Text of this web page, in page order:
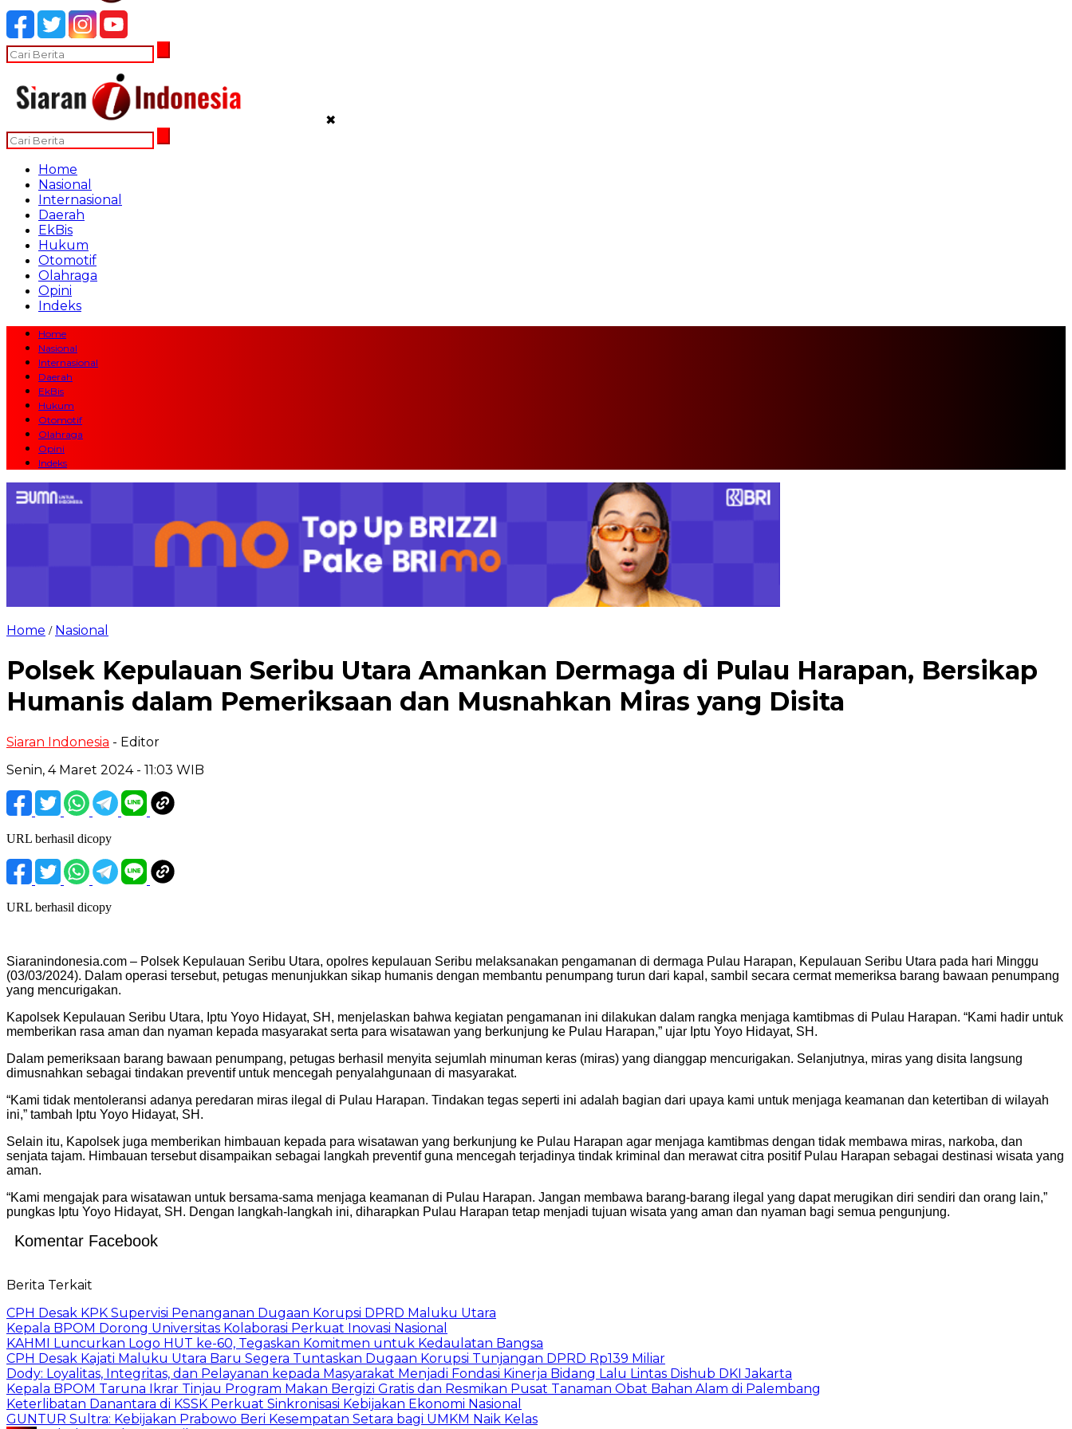
✖
Home
Nasional
Internasional
Daerah
EkBis
Hukum
Otomotif
Olahraga
Opini
Indeks
Home
Nasional
Internasional
Daerah
EkBis
Hukum
Otomotif
Olahraga
Opini
Indeks
Home / Nasional
Polsek Kepulauan Seribu Utara Amankan Dermaga di Pulau Harapan, Bersikap
Humanis dalam Pemeriksaan dan Musnahkan Miras yang Disita
Siaran Indonesia - Editor
Senin, 4 Maret 2024 - 11:03 WIB
URL berhasil dicopy
URL berhasil dicopy
Siaranindonesia.com – Polsek Kepulauan Seribu Utara, opolres kepulauan Seribu melaksanakan pengamanan di dermaga Pulau Harapan, Kepulauan Seribu Utara pada hari Minggu
(03/03/2024). Dalam operasi tersebut, petugas menunjukkan sikap humanis dengan membantu penumpang turun dari kapal, sambil secara cermat memeriksa barang bawaan penumpang
yang mencurigakan.
Kapolsek Kepulauan Seribu Utara, Iptu Yoyo Hidayat, SH, menjelaskan bahwa kegiatan pengamanan ini dilakukan dalam rangka menjaga kamtibmas di Pulau Harapan. “Kami hadir untuk
memberikan rasa aman dan nyaman kepada masyarakat serta para wisatawan yang berkunjung ke Pulau Harapan,” ujar Iptu Yoyo Hidayat, SH.
Dalam pemeriksaan barang bawaan penumpang, petugas berhasil menyita sejumlah minuman keras (miras) yang dianggap mencurigakan. Selanjutnya, miras yang disita langsung
dimusnahkan sebagai tindakan preventif untuk mencegah penyalahgunaan di masyarakat.
“Kami tidak mentoleransi adanya peredaran miras ilegal di Pulau Harapan. Tindakan tegas seperti ini adalah bagian dari upaya kami untuk menjaga keamanan dan ketertiban di wilayah
ini,” tambah Iptu Yoyo Hidayat, SH.
Selain itu, Kapolsek juga memberikan himbauan kepada para wisatawan yang berkunjung ke Pulau Harapan agar menjaga kamtibmas dengan tidak membawa miras, narkoba, dan
senjata tajam. Himbauan tersebut disampaikan sebagai langkah preventif guna mencegah terjadinya tindak kriminal dan merawat citra positif Pulau Harapan sebagai destinasi wisata yang
aman.
“Kami mengajak para wisatawan untuk bersama-sama menjaga keamanan di Pulau Harapan. Jangan membawa barang-barang ilegal yang dapat merugikan diri sendiri dan orang lain,”
pungkas Iptu Yoyo Hidayat, SH. Dengan langkah-langkah ini, diharapkan Pulau Harapan tetap menjadi tujuan wisata yang aman dan nyaman bagi semua pengunjung.
Komentar Facebook
Berita Terkait
CPH Desak KPK Supervisi Penanganan Dugaan Korupsi DPRD Maluku Utara
Kepala BPOM Dorong Universitas Kolaborasi Perkuat Inovasi Nasional
KAHMI Luncurkan Logo HUT ke-60, Tegaskan Komitmen untuk Kedaulatan Bangsa
CPH Desak Kajati Maluku Utara Baru Segera Tuntaskan Dugaan Korupsi Tunjangan DPRD Rp139 Miliar
Dody: Loyalitas, Integritas, dan Pelayanan kepada Masyarakat Menjadi Fondasi Kinerja Bidang Lalu Lintas Dishub DKI Jakarta
Kepala BPOM Taruna Ikrar Tinjau Program Makan Bergizi Gratis dan Resmikan Pusat Tanaman Obat Bahan Alam di Palembang
Keterlibatan Danantara di KSSK Perkuat Sinkronisasi Kebijakan Ekonomi Nasional
GUNTUR Sultra: Kebijakan Prabowo Beri Kesempatan Setara bagi UMKM Naik Kelas